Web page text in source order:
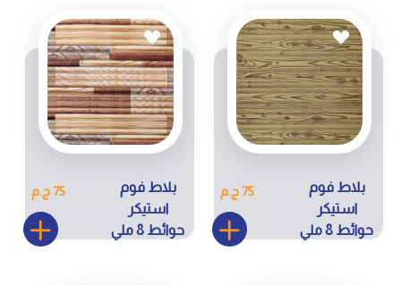
بلاط فوم
استيكر
حوائط 8 ملي
75 ج.م
بلاط فوم
استيكر
حوائط 8 ملي
75 ج.م